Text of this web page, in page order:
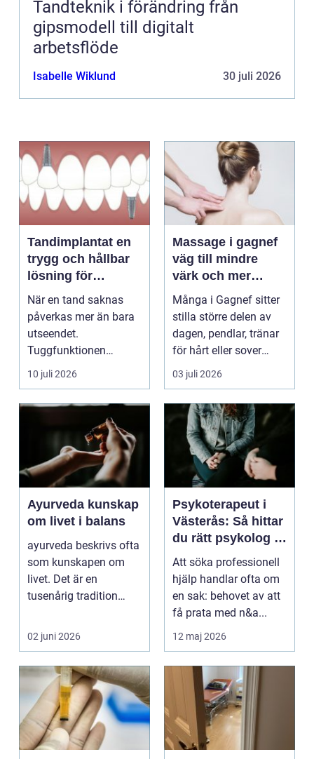
Tandteknik i förändring från
gipsmodell till digitalt
arbetsflöde
Isabelle Wiklund 30 juli 2026
Tandimplantat en
trygg och hållbar
lösning för
förlorade tänder
När en tand saknas
påverkas mer än bara
utseendet.
Tuggfunktionen
försämras, leendet
förändras och m...
10 juli 2026
Massage i gagnef
väg till mindre
värk och mer
vardagsenergi
Många i Gagnef sitter
stilla större delen av
dagen, pendlar, tränar
för hårt eller sover
dåligt. Axl...
03 juli 2026
Ayurveda kunskap
om livet i balans
ayurveda beskrivs ofta
som kunskapen om
livet. Det är en
tusenårig tradition
kropp,...
02 juni 2026
Psykoterapeut i
Västerås: Så hittar
du rätt psykolog i
Västerås för
samtal och terapi
Att söka professionell
hjälp handlar ofta om
en sak: behovet av att
få prata med n&a...
12 maj 2026